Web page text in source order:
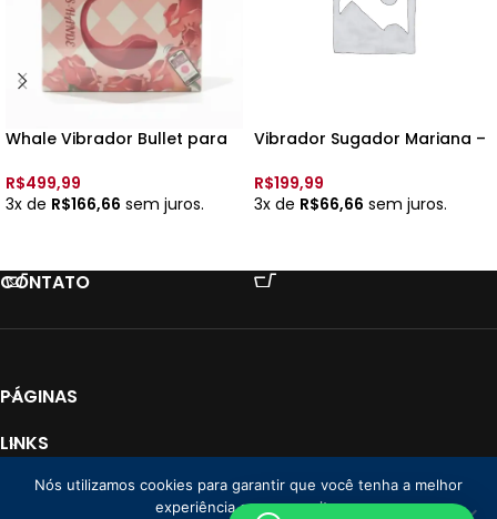
Whale Vibrador Bullet para
Controle App – 8998 –
R$499,99
3x de R$166,66 sem juros.
Vibrador Sugador Mariana –
R$199,99
3x de R$66,66 sem juros.
CONTATO
PÁGINAS
LINKS
PAGAMENTO
Nós utilizamos cookies para garantir que você tenha a melhor
experiência em nosso site.